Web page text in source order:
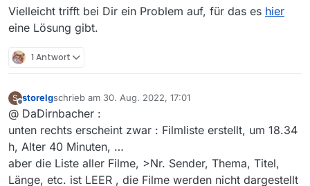
Vielleicht trifft bei Dir ein Problem auf, für das es hier
eine Lösung gibt.
1 Antwort
S
Offline
storelgschrieb am 30. Aug. 2022, 17:01
zuletzt editiert von
@ DaDirnbacher :
unten rechts erscheint zwar : Filmliste erstellt, um 18.34
h, Alter 40 Minuten, …
aber die Liste aller Filme, >Nr. Sender, Thema, Titel,
Länge, etc. ist LEER , die Filme werden nicht dargestellt